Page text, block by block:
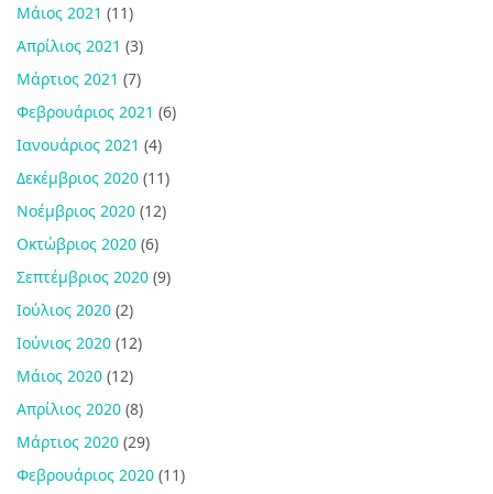
Μάιος 2021 (11)
Απρίλιος 2021 (3)
Μάρτιος 2021 (7)
Φεβρουάριος 2021 (6)
Ιανουάριος 2021 (4)
Δεκέμβριος 2020 (11)
Νοέμβριος 2020 (12)
Οκτώβριος 2020 (6)
Σεπτέμβριος 2020 (9)
Ιούλιος 2020 (2)
Ιούνιος 2020 (12)
Μάιος 2020 (12)
Απρίλιος 2020 (8)
Μάρτιος 2020 (29)
Φεβρουάριος 2020 (11)